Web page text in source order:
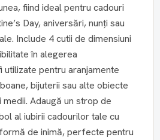
fiind ideal pentru cadouri
Day, aniversări, nunți sau
Include 4 cutii de dimensiuni
în alegerea
utilizate pentru aranjamente
bijuterii sau alte obiecte
medii. Adaugă un strop de
al iubirii cadourilor tale cu
de inimă, perfecte pentru